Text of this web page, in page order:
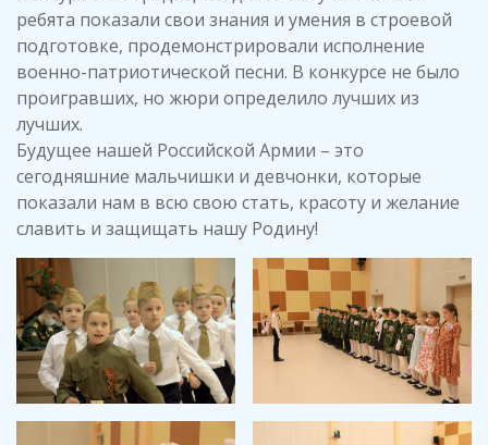
ребята показали свои знания и умения в строевой
подготовке, продемонстрировали исполнение
военно-патриотической песни. В конкурсе не было
проигравших, но жюри определило лучших из
лучших.
Будущее нашей Российской Армии – это
сегодняшние мальчишки и девчонки, которые
показали нам в всю свою стать, красоту и желание
славить и защищать нашу Родину!